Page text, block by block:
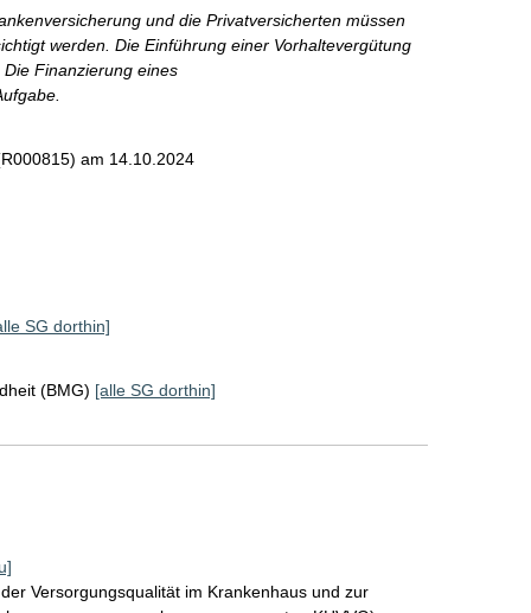
und die Privatversicherten müssen
werden. Die Einführung einer Vorhaltevergütung
Finanzierung eines
am 14.10.2024
SG dorthin]
(BMG) [alle SG dorthin]
Versorgungsqualität im Krankenhaus und zur